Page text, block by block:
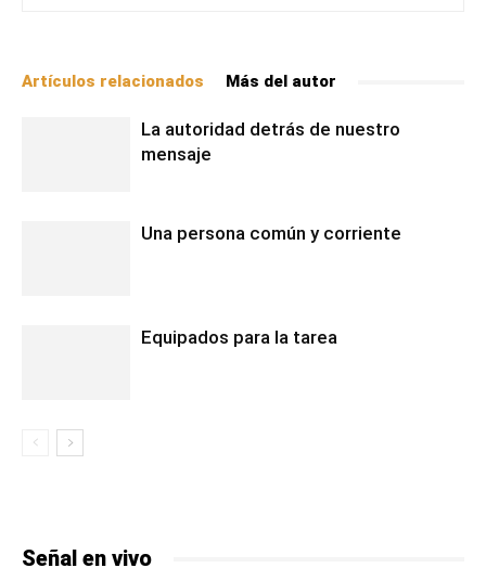
Artículos relacionados Más del autor
La autoridad detrás de nuestro
mensaje
Una persona común y corriente
Equipados para la tarea
Señal en vivo